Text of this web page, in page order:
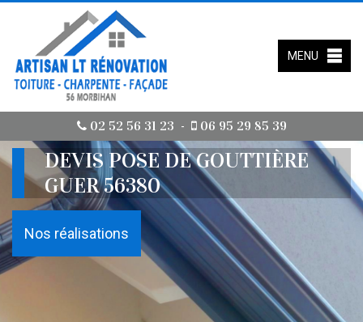
02 52 56 31 23 - 06 95 29 85 39
MENU
DEVIS POSE DE GOUTTIÈRE
GUER 56380
Nos réalisations